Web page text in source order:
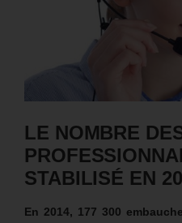
LE NOMBRE
STABILISÉ EN
En 2014, 177 300